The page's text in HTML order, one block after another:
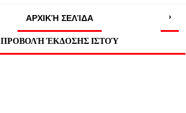
›
ΑΡΧΙΚΉ ΣΕΛΊΔΑ
ΠΡΟΒΟΛΉ ΈΚΔΟΣΗΣ ΙΣΤΟΎ